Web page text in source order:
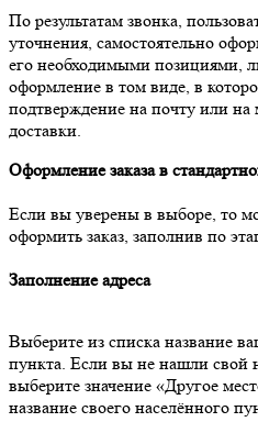
По результатам звонка,
уточнения, самостоятельно
его необходимыми позициями,
оформление в том виде, в
подтверждение на почту или
доставки.
Оформление заказа в
Если вы уверены в выборе, то
оформить заказ, заполнив по
Заполнение адреса
Выберите из списка название
пункта. Если вы не нашли свой
выберите значение «Другое
название своего населённого